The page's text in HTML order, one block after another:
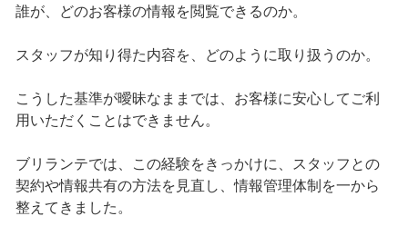
誰が、どのお客様の情報を閲覧できるのか。
スタッフが知り得た内容を、どのように取り扱うのか。
こうした基準が曖昧なままでは、お客様に安心してご利
用いただくことはできません。
ブリランテでは、この経験をきっかけに、スタッフとの
契約や情報共有の方法を見直し、情報管理体制を一から
整えてきました。